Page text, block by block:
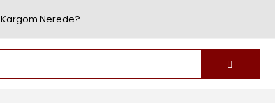
Kargom Nerede?